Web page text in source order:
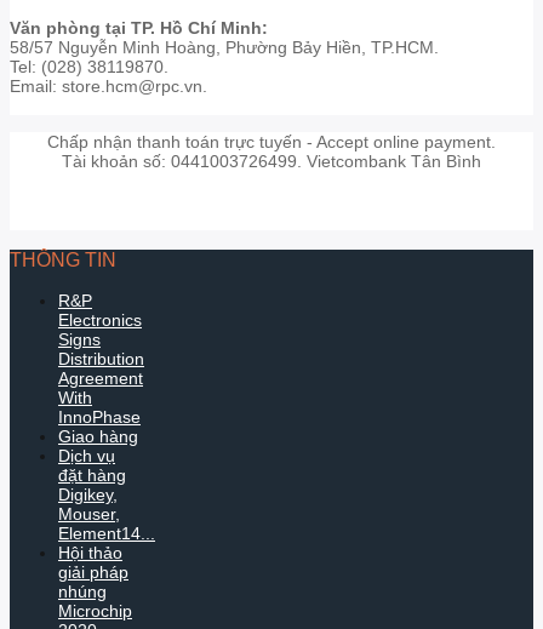
Văn phòng tại TP. Hồ Chí Minh:
58/57 Nguyễn Minh Hoàng, Phường Bảy Hiền, TP.HCM.
Tel: (028) 38119870.
Email: store.hcm@rpc.vn.
Chấp nhận thanh toán trực tuyến - Accept online payment.
Tài khoản số: 0441003726499. Vietcombank Tân Bình
THÔNG TIN
R&P
Electronics
Signs
Distribution
Agreement
With
InnoPhase
Giao hàng
Dịch vụ
đặt hàng
Digikey,
Mouser,
Element14...
Hội thảo
giải pháp
nhúng
Microchip